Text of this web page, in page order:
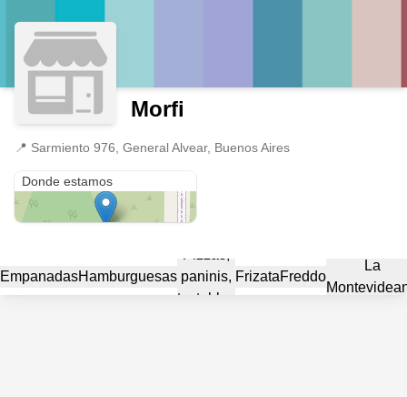
Morfi
📍 Sarmiento 976, General Alvear, Buenos Aires
Donde estamos
EmpanadasHamburguesas paninis,
tostables
FrizataFreddo
La